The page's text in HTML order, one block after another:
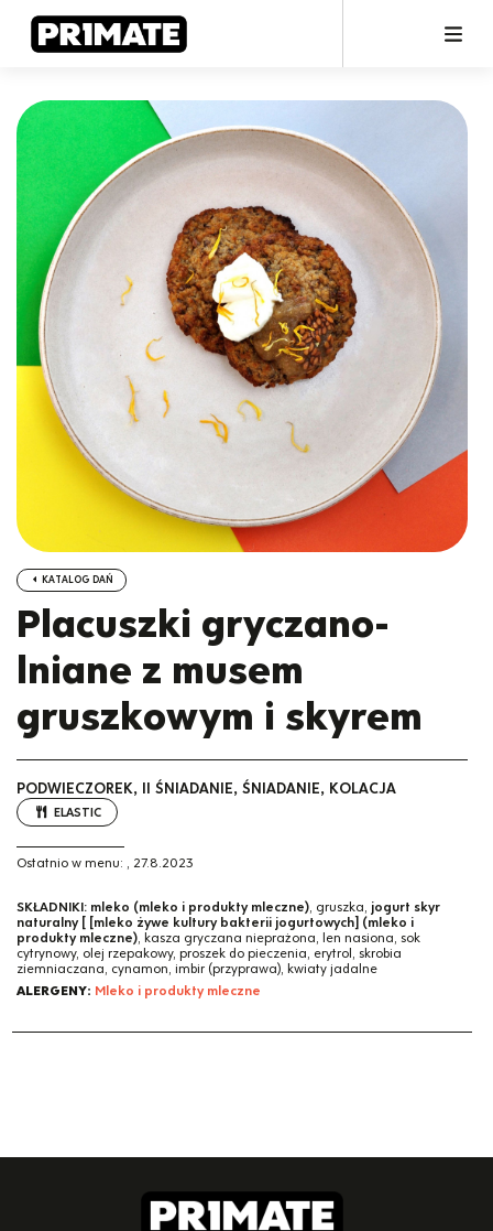
KATALOG DAŃ
Placuszki gryczano-
lniane z musem
gruszkowym i skyrem
PODWIECZOREK, II ŚNIADANIE, ŚNIADANIE, KOLACJA
ELASTIC
Ostatnio w menu: , 27.8.2023
SKŁADNIKI: mleko (mleko i produkty mleczne), gruszka, jogurt skyr
naturalny [ [mleko żywe kultury bakterii jogurtowych] (mleko i
produkty mleczne), kasza gryczana nieprażona, len nasiona, sok
cytrynowy, olej rzepakowy, proszek do pieczenia, erytrol, skrobia
ziemniaczana, cynamon, imbir (przyprawa), kwiaty jadalne
ALERGENY: Mleko i produkty mleczne